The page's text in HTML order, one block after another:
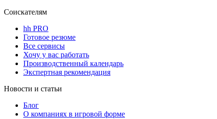
Соискателям
hh PRO
Готовое резюме
Все сервисы
Хочу у вас работать
Производственный календарь
Экспертная рекомендация
Новости и статьи
Блог
О компаниях в игровой форме